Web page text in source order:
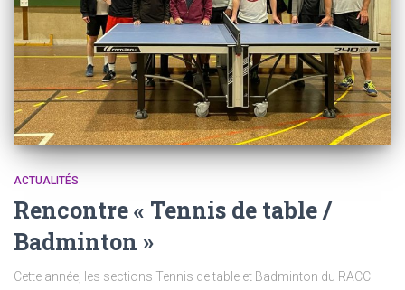
ACTUALITÉS
Rencontre « Tennis de table /
Badminton »
Cette année, les sections Tennis de table et Badminton du RACC